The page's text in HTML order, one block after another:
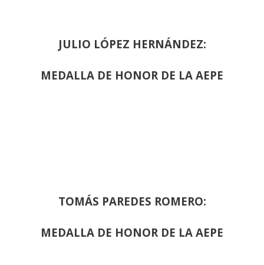
JULIO LÓPEZ HERNÁNDEZ:
MEDALLA DE HONOR DE LA AEPE
TOMÁS PAREDES ROMERO:
MEDALLA DE HONOR DE LA AEPE